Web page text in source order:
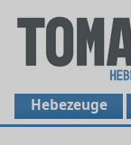
Hebezeuge